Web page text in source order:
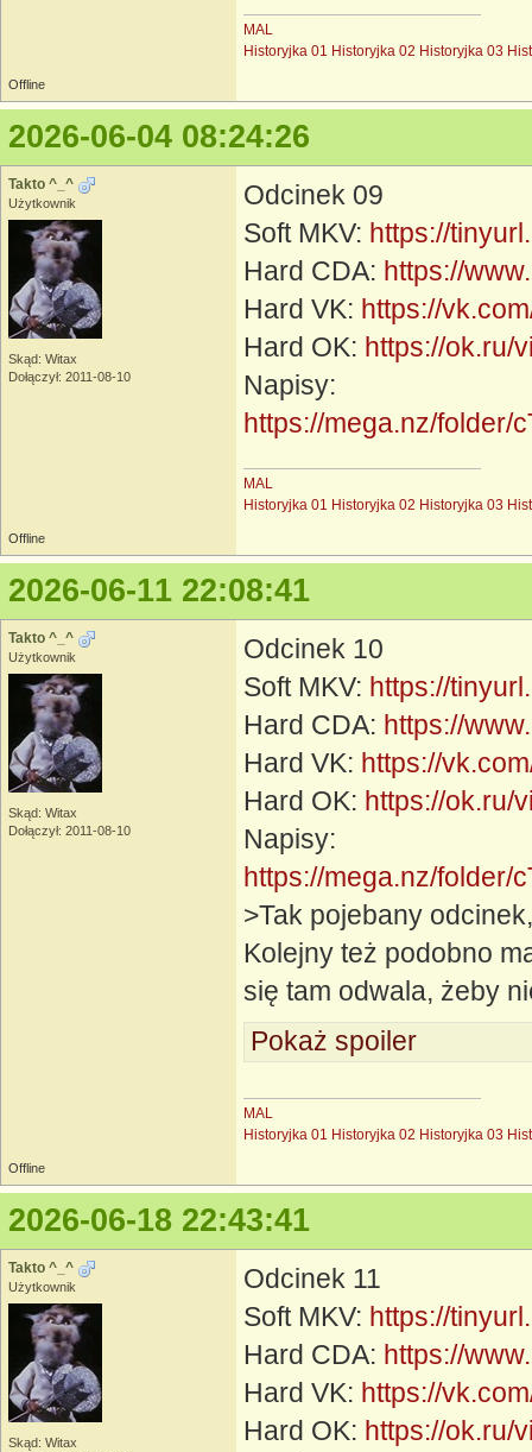
MAL
Historyjka 01 Historyjka 02 Historyjka 03
Offline
2026-06-04 08:24:26
Takto ^_^
Użytkownik
Skąd: Witax
Dołączył: 2011-08-10
Odcinek 09
Soft MKV: https://
Hard CDA: https://
Hard VK: https://
Hard OK: https://ok.ru/
Napisy:
https://mega.nz/folder/
MAL
Historyjka 01 Historyjka 02 Historyjka 03
Offline
2026-06-11 22:08:41
Takto ^_^
Użytkownik
Skąd: Witax
Dołączył: 2011-08-10
Odcinek 10
Soft MKV: https://
Hard CDA: https://
Hard VK: https://
Hard OK: https://ok.ru/
Napisy:
https://mega.nz/folder/
>Tak pojebany
Kolejny też podobno
się tam odwala, żeby
Pokaż spoiler
MAL
Historyjka 01 Historyjka 02 Historyjka 03
Offline
2026-06-18 22:43:41
Takto ^_^
Użytkownik
Skąd: Witax
Odcinek 11
Soft MKV: https://
Hard CDA: https://
Hard VK: https://
Hard OK: https://ok.ru/